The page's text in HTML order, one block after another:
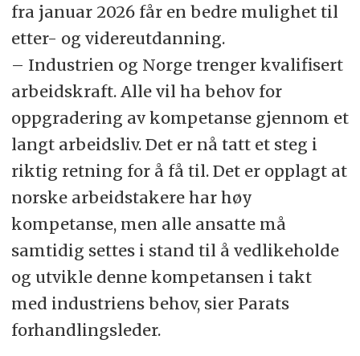
Resultatet fra frontfagsoppgjøret
legger rammer for de kommende
lønnsoppgjørene. Frontfagsmodellen,
sammen med resten av
lønnsdannelsen i Norge, skal sørge
for at vi får en sunn lønnsutvikling
og forhindre en såkalt lønns- og
prisspiral.
Parat er en del av frontfaget og
forhandler industrioverenskomsten
med Norsk Industri på lik linje med
Fellesforbundet.
fra januar 2026 får en bedre mulighet til
etter- og videreutdanning.
– Industrien og Norge trenger kvalifisert
arbeidskraft. Alle vil ha behov for
oppgradering av kompetanse gjennom et
langt arbeidsliv. Det er nå tatt et steg i
riktig retning for å få til. Det er opplagt at
norske arbeidstakere har høy
kompetanse, men alle ansatte må
samtidig settes i stand til å vedlikeholde
og utvikle denne kompetansen i takt
med industriens behov, sier Parats
forhandlingsleder.